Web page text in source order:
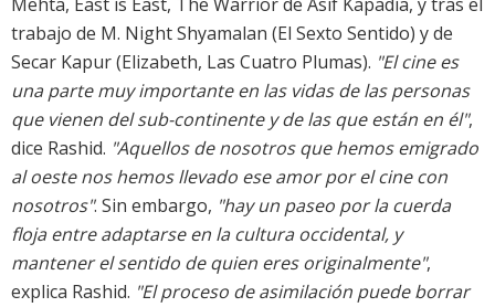
trabajo de M. Night Shyamalan (El Sexto Sentido) y de
Secar Kapur (Elizabeth, Las Cuatro Plumas). "El cine es
una parte muy importante en las vidas de las personas
que vienen del sub-continente y de las que están en él",
dice Rashid. "Aquellos de nosotros que hemos emigrado
al oeste nos hemos llevado ese amor por el cine con
nosotros". Sin embargo, "hay un paseo por la cuerda
floja entre adaptarse en la cultura occidental, y
mantener el sentido de quien eres originalmente",
explica Rashid. "El proceso de asimilación puede borrar